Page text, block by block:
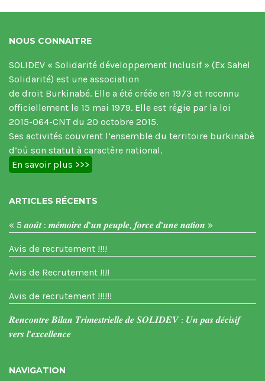
NOUS CONNAITRE
SOLIDEV « Solidarité développement Inclusif » (Ex Sahel
Solidarité) est une association
de droit Burkinabé. Elle a été créée en 1973 et reconnu
officiellement le 15 mai 1979. Elle est régie par la loi
2015-064-CNT du 20 octobre 2015.
Ses activités couvrent l’ensemble du territoire burkinabè
d’où son statut à caractère national.
En savoir plus >>>
ARTICLES RÉCENTS
« 5 𝒂𝒐𝒖̂𝒕 : 𝒎𝒆́𝒎𝒐𝒊𝒓𝒆 𝒅’𝒖𝒏 𝒑𝒆𝒖𝒑𝒍𝒆, 𝒇𝒐𝒓𝒄𝒆 𝒅’𝒖𝒏𝒆 𝒏𝒂𝒕𝒊𝒐𝒏 »
Avis de recrutement !!!!
Avis de Recrutement !!!!
Avis de recrutement !!!!!!
𝑹𝒆𝒏𝒄𝒐𝒏𝒕𝒓𝒆 𝑩𝒊𝒍𝒂𝒏 𝑻𝒓𝒊𝒎𝒆𝒔𝒕𝒓𝒊𝒆𝒍𝒍𝒆 𝒅𝒆 𝑺𝑶𝑳𝑰𝑫𝑬𝑽 : 𝑼𝒏 𝒑𝒂𝒔 𝒅𝒆́𝒄𝒊𝒔𝒊𝒇
𝒗𝒆𝒓𝒔 𝒍’𝒆𝒙𝒄𝒆𝒍𝒍𝒆𝒏𝒄𝒆
NAVIGATION